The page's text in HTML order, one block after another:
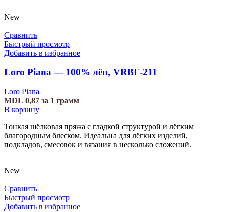
New
Сравнить
Быстрый просмотр
Добавить в избранное
Loro Piana — 100% лён, VRBF-211
Loro Piana
MDL 0,87 за 1 грамм
В корзину
Тонкая шёлковая пряжа с гладкой структурой и лёгким
благородным блеском. Идеальна для лёгких изделий,
подкладов, смесовок и вязания в несколько сложений.
New
Сравнить
Быстрый просмотр
Добавить в избранное